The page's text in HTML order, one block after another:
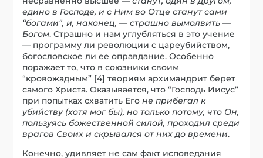
едино в Господе, и с Ним во Отце станут сами
“богами”, и, наконец, — страшно вымолвить —
Богом. Страшно и нам углубляться в это учение
— программу ли революции с цареубийством,
богословское ли ее оправдание. Особенно
поражает то, что в союзники своим
“кровожадным” [4] теориям архимандрит берет
самого Христа. Оказывается, что “Господь Иисус”
при попытках схватить Егоне прибегал к
убийству (хотя мог бы), но только потому, что Он,
пользуясь божественной силой, проходил среди
врагов Своих и скрывался от них до времени.
Конечно, удивляет не сам факт исповедания